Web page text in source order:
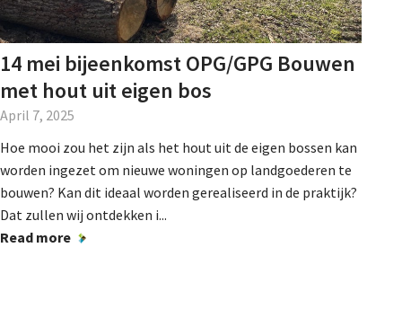
14 mei bijeenkomst OPG/GPG Bouwen
met hout uit eigen bos
April 7, 2025
Hoe mooi zou het zijn als het hout uit de eigen bossen kan
worden ingezet om nieuwe woningen op landgoederen te
bouwen? Kan dit ideaal worden gerealiseerd in de praktijk?
Dat zullen wij ontdekken i...
Read more